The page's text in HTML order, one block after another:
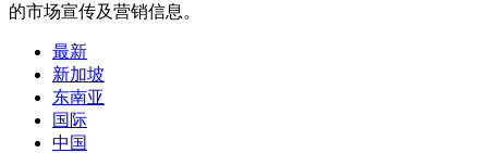
的市场宣传及营销信息。
最新
新加坡
东南亚
国际
中国